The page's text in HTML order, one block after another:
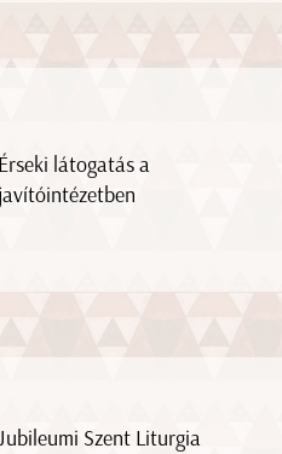
Érseki látogatás a
javítóintézetben
Szent Liturgia